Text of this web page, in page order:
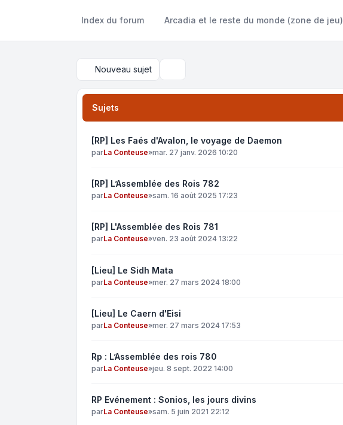
Index du forum Arcadia et le reste du monde (zone de jeu)
Nouveau sujet
Sujets
[RP] Les Faés d'Avalon, le voyage de Daemon
parLa Conteuse»mar. 27 janv. 2026 10:20
[RP] L’Assemblée des Rois 782
parLa Conteuse»sam. 16 août 2025 17:23
[RP] L'Assemblée des Rois 781
parLa Conteuse»ven. 23 août 2024 13:22
[Lieu] Le Sidh Mata
parLa Conteuse»mer. 27 mars 2024 18:00
[Lieu] Le Caern d'Eisi
parLa Conteuse»mer. 27 mars 2024 17:53
Rp : L’Assemblée des rois 780
parLa Conteuse»jeu. 8 sept. 2022 14:00
RP Evénement : Sonios, les jours divins
parLa Conteuse»sam. 5 juin 2021 22:12